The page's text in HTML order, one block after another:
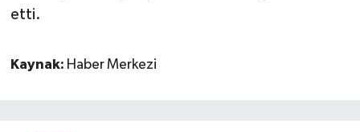
etti.
Kaynak: Haber Merkezi